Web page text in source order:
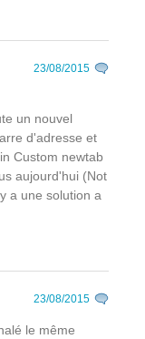
23/08/2015
un nouvel
d'adresse et
Custom newtab
aujourd'hui (Not
a une solution a
23/08/2015
le même